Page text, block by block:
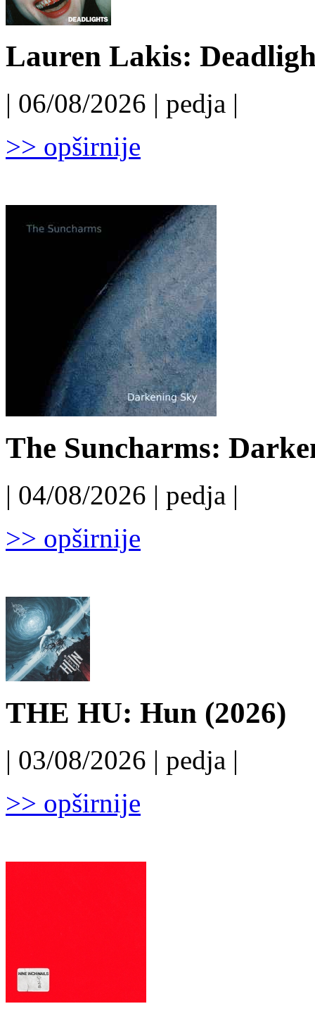
Lauren Lakis:
| 06/08/2026 | pedja |
>> opširnije
The Suncharms:
| 04/08/2026 | pedja |
>> opširnije
THE HU: Hun (2026)
| 03/08/2026 | pedja |
>> opširnije